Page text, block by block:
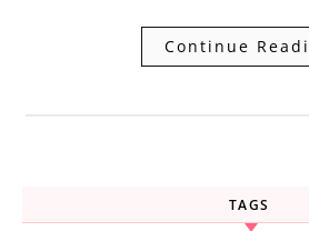
Continue
TAGS